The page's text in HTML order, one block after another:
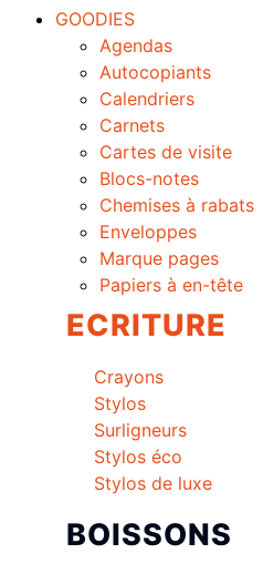
GOODIES
Agendas
Autocopiants
Calendriers
Carnets
Cartes de visite
Blocs-notes
Chemises à rabats
Enveloppes
Marque pages
Papiers à en-tête
ECRITURE
Crayons
Stylos
Surligneurs
Stylos éco
Stylos de luxe
BOISSONS